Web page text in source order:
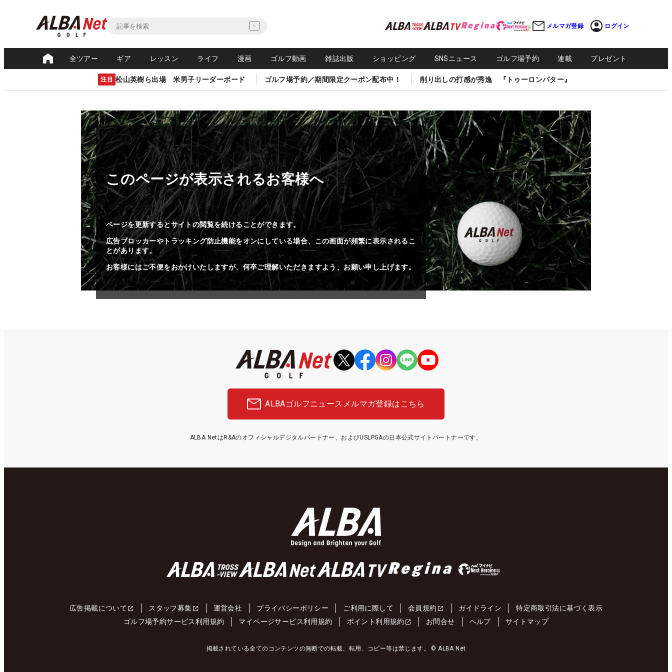
メルマガ登録 ログイン
全ツアー ギア レッスン ライフ 漫画 ゴルフ動画 雑誌出版 ショッピング SNSニュース ゴルフ場予約 連載 プレゼント
注目 松山英樹ら出場 米男子リーダーボード ゴルフ場予約／期間限定クーポン配布中！ 削り出しの打感が秀逸 『トゥーロンパター』
このページが表示されるお客様へ
ページを更新するとサイトの閲覧を続けることができます。
広告ブロッカーやトラッキング防止機能をオンにしている場合、この画面が頻繁に表示されるこ
とがあります。
お客様にはご不便をおかけいたしますが、何卒ご理解いただきますよう、お願い申し上げます。
ALBAゴルフニュース メルマガ登録はこちら
ALBA NetはR&Aのオフィシャルデジタルパートナー、およびUSLPGAの日本公式サイトパートナーです。
広告掲載について スタッフ募集 運営会社 プライバシーポリシー ご利用に際して 会員規約 ガイドライン
特定商取引法に基づく表示
ゴルフ場予約サービス利用規約
マイページサービス利用規約 ポイント利用規約 お問合せ ヘルプ サイトマップ
掲載されている全てのコンテンツの無断での転載、転用、コピー等は禁じます。 © ALBA Net